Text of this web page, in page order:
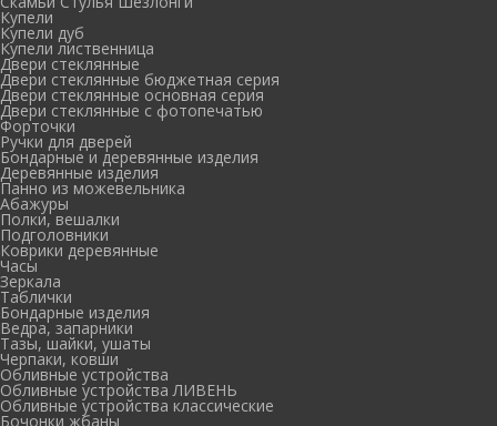
Купели
Купели дуб
Купели лиственница
Двери стеклянные
Двери стеклянные бюджетная серия
Двери стеклянные основная серия
Двери стеклянные с фотопечатью
Форточки
Ручки для дверей
Бондарные и деревянные изделия
Деревянные изделия
Панно из можевельника
Абажуры
Полки, вешалки
Подголовники
Коврики деревянные
Часы
Зеркала
Таблички
Бондарные изделия
Ведра, запарники
Тазы, шайки, ушаты
Черпаки, ковши
Обливные устройства
Обливные устройства ЛИВЕНЬ
Обливные устройства классические
Бочонки жбаны